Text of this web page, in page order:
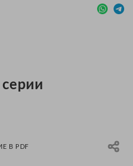
В PDF